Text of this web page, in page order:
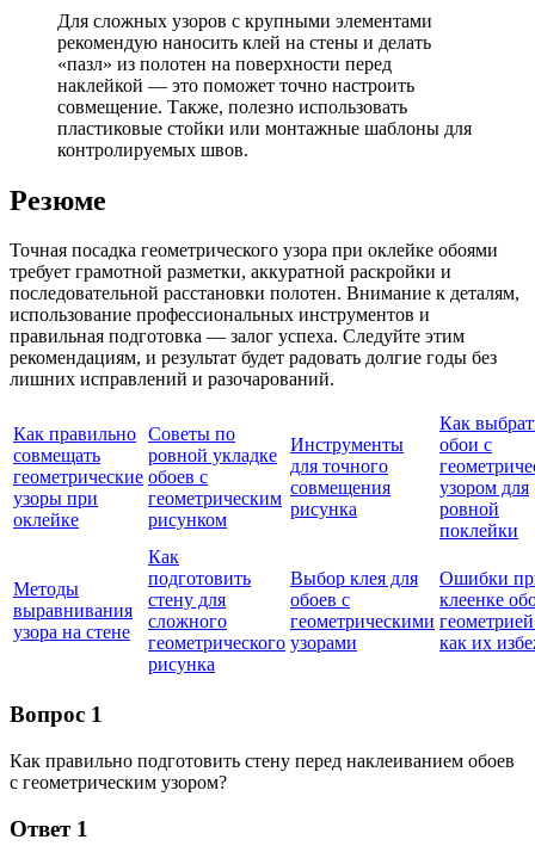
Для сложных узоров с крупными элементами
рекомендую наносить клей на стены и делать
«пазл» из полотен на поверхности перед
наклейкой — это поможет точно настроить
совмещение. Также, полезно использовать
пластиковые стойки или монтажные шаблоны для
контролируемых швов.
Резюме
Точная посадка геометрического узора при оклейке обоями
требует грамотной разметки, аккуратной раскройки и
последовательной расстановки полотен. Внимание к деталям,
использование профессиональных инструментов и
правильная подготовка — залог успеха. Следуйте этим
рекомендациям, и результат будет радовать долгие годы без
лишних исправлений и разочарований.
Как правильно
совмещать
геометрические
узоры при
оклейке
Советы по
ровной укладке
обоев с
геометрическим
рисунком
Инструменты
для точного
совмещения
рисунка
Как
обои с
узором для
ровной
поклейки
Методы
выравнивания
узора на стене
Как
подготовить
стену для
сложного
геометрического
рисунка
Выбор клея для
обоев с
геометрическими
узорами
Ошибки
клеенке
как их
Вопрос 1
Как правильно подготовить стену перед наклеиванием обоев
с геометрическим узором?
Ответ 1